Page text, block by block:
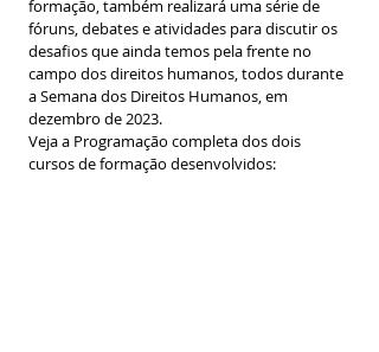
formação, também realizará uma série de
fóruns, debates e atividades para discutir os
desafios que ainda temos pela frente no
campo dos direitos humanos, todos durante
a Semana dos Direitos Humanos, em
dezembro de 2023.
Veja a Programação completa dos dois
cursos de formação desenvolvidos: